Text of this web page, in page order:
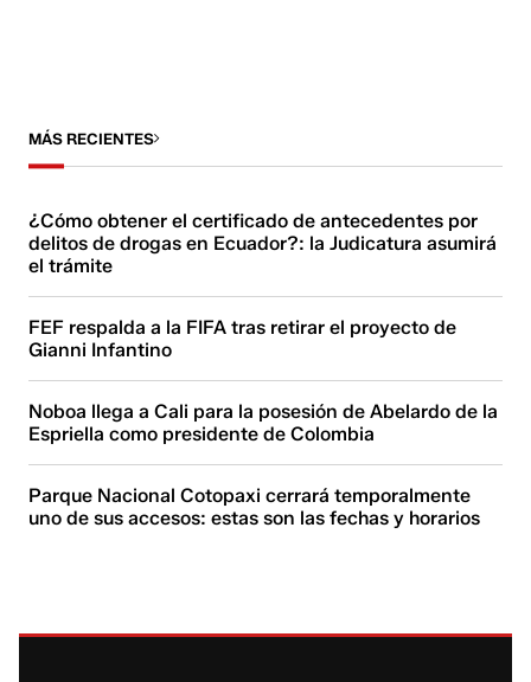
MÁS RECIENTES
¿Cómo obtener el certificado de antecedentes por
delitos de drogas en Ecuador?: la Judicatura asumirá
el trámite
FEF respalda a la FIFA tras retirar el proyecto de
Gianni Infantino
Noboa llega a Cali para la posesión de Abelardo de la
Espriella como presidente de Colombia
Parque Nacional Cotopaxi cerrará temporalmente
uno de sus accesos: estas son las fechas y horarios